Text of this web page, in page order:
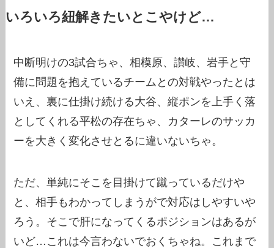
いろいろ紐解きたいとこやけど…
中断明けの3試合ちゃ、相模原、讃岐、岩手と守
備に問題を抱えているチームとの対戦やったとは
いえ、裏に仕掛け続ける大谷、縦ポンを上手く落
としてくれる平松の存在ちゃ、カターレのサッカ
ーを大きく変化させとるに違いないちゃ。
ただ、単純にそこを目掛けて蹴っているだけや
と、相手もわかってしまうがで対応はしやすいや
ろう。そこで肝になってくるポジションはあるが
いど…これは今言わないでおくちゃね。これまで